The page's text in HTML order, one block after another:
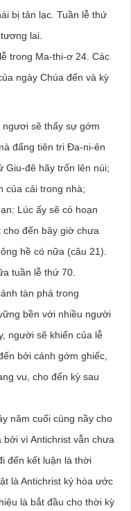
bị tản lạc. Tuần lễ thứ
lai.
trong Ma-thi-ơ 24. Các
ngày Chúa đến và kỳ
ngươi sẽ thấy sự gớm
đấng tiên tri Đa-ni-ên
Giu-đê hãy trốn lên núi;
của cải trong nhà;
Lúc ấy sẽ có hoạn
đến bây giờ chưa
hề có nữa (câu 21).
tuần lễ thứ 70.
tàn phá trong
bền với nhiều người
người sẽ khiến của lễ
bởi cánh gớm ghiếc,
vu, cho đến kỳ sau
năm cuối cùng nầy cho
vì Antichrist vẫn chưa
đến kết luận là thời
là Antichrist ký hòa ước
là bắt đầu cho thời kỳ